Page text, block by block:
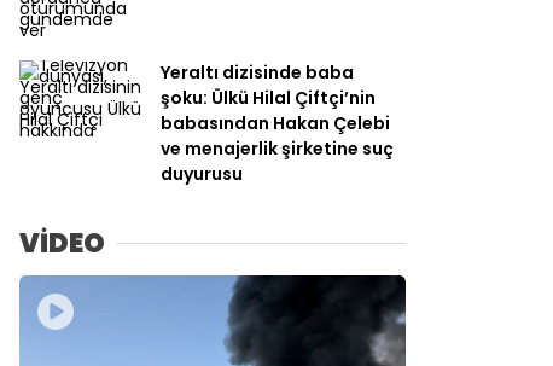
Yeraltı dizisinde baba
şoku: Ülkü Hilal Çiftçi’nin
babasından Hakan Çelebi
ve menajerlik şirketine suç
duyurusu
VİDEO